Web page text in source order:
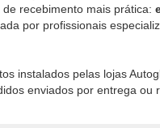
recebimento mais prática:
por profissionais
instalados pelas lojas
enviados por entrega ou